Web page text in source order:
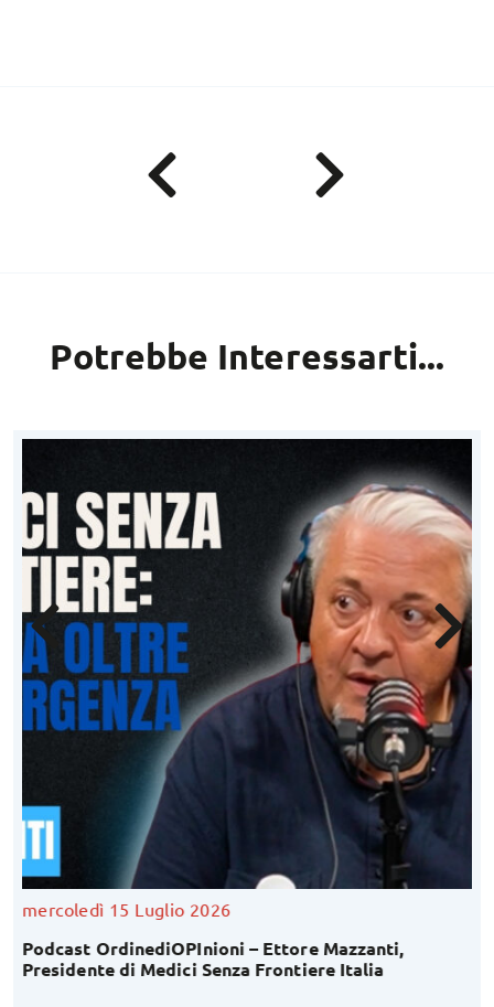
Potrebbe Interessarti...
mercoledì 15 Luglio 2026
Podcast OrdinediOPInioni – Ettore Mazzanti,
Presidente di Medici Senza Frontiere Italia